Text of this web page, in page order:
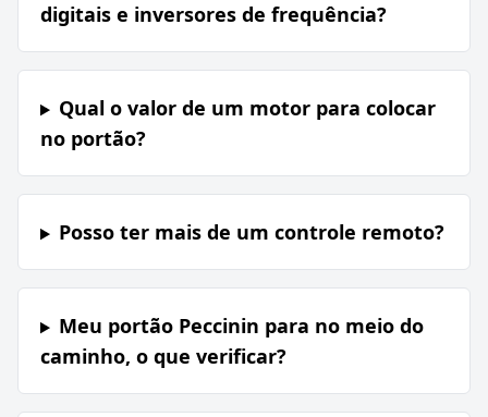
digitais e inversores de frequência?
Qual o valor de um motor para colocar
no portão?
Posso ter mais de um controle remoto?
Meu portão Peccinin para no meio do
caminho, o que verificar?